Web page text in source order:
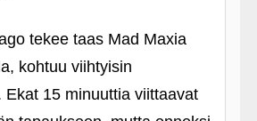
tekee taas Mad Maxia
kohtuu viihtyisin
Ekat 15 minuuttia viittaavat